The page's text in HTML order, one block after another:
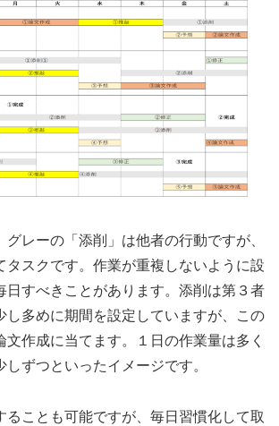
グレーの「添削」は他者の行動ですが、
タスクです。作業が重複しないように設
日すべきことがあります。添削は第３者
し多めに期間を設定していますが、この
文作成に当てます。１日の作業量は多く
しずつといったイメージです。
ることも可能ですが、毎日習慣化して取